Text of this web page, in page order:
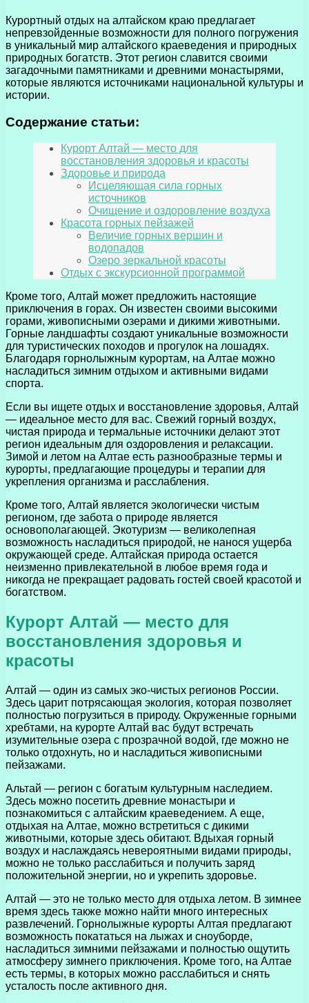
Курортный отдых на алтайском краю предлагает
непревзойденные возможности для полного погружения
в уникальный мир алтайского краеведения и природных
природных богатств. Этот регион славится своими
загадочными памятниками и древними монастырями,
которые являются источниками национальной культуры и
истории.
Содержание статьи:
Курорт Алтай — место для
восстановления здоровья и красоты
Здоровье и природа
Исцеляющая сила горных
источников
Очищение и оздоровление воздуха
Красота горных пейзажей
Величие горных вершин и
водопадов
Озеро зеркальной красоты
Отдых с экскурсионной программой
Кроме того, Алтай может предложить настоящие
приключения в горах. Он известен своими высокими
горами, живописными озерами и дикими животными.
Горные ландшафты создают уникальные возможности
для туристических походов и прогулок на лошадях.
Благодаря горнолыжным курортам, на Алтае можно
насладиться зимним отдыхом и активными видами
спорта.
Если вы ищете отдых и восстановление здоровья, Алтай
— идеальное место для вас. Свежий горный воздух,
чистая природа и термальные источники делают этот
регион идеальным для оздоровления и релаксации.
Зимой и летом на Алтае есть разнообразные термы и
курорты, предлагающие процедуры и терапии для
укрепления организма и расслабления.
Кроме того, Алтай является экологически чистым
регионом, где забота о природе является
основополагающей. Экотуризм — великолепная
возможность насладиться природой, не нанося ущерба
окружающей среде. Алтайская природа остается
неизменно привлекательной в любое время года и
никогда не прекращает радовать гостей своей красотой и
богатством.
Курорт Алтай — место для
восстановления здоровья и
красоты
Алтай — один из самых эко-чистых регионов России.
Здесь царит потрясающая экология, которая позволяет
полностью погрузиться в природу. Окруженные горными
хребтами, на курорте Алтай вас будут встречать
изумительные озера с прозрачной водой, где можно не
только отдохнуть, но и насладиться живописными
пейзажами.
Альтай — регион с богатым культурным наследием.
Здесь можно посетить древние монастыри и
познакомиться с алтайским краеведением. А еще,
отдыхая на Алтае, можно встретиться с дикими
животными, которые здесь обитают. Вдыхая горный
воздух и наслаждаясь невероятными видами природы,
можно не только расслабиться и получить заряд
положительной энергии, но и укрепить здоровье.
Алтай — это не только место для отдыха летом. В зимнее
время здесь также можно найти много интересных
развлечений. Горнолыжные курорты Алтая предлагают
возможность покататься на лыжах и сноуборде,
насладиться зимними пейзажами и полностью ощутить
атмосферу зимнего приключения. Кроме того, на Алтае
есть термы, в которых можно расслабиться и снять
усталость после активного дня.